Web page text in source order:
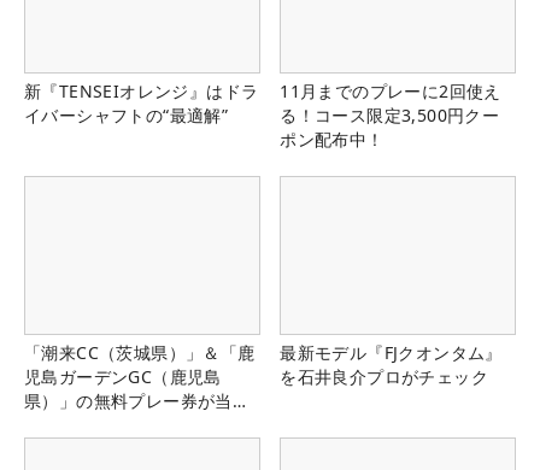
新『TENSEIオレンジ』はドラ
イバーシャフトの“最適解”
11月までのプレーに2回使え
る！コース限定3,500円クー
ポン配布中！
「潮来CC（茨城県）」＆「鹿
児島ガーデンGC（鹿児島
県）」の無料プレー券が当た
最新モデル『FJクオンタム』
を石井良介プロがチェック